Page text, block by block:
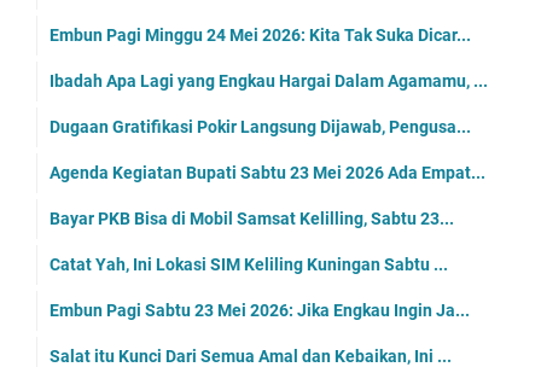
Embun Pagi Minggu 24 Mei 2026: Kita Tak Suka Dicar...
Ibadah Apa Lagi yang Engkau Hargai Dalam Agamamu, ...
Dugaan Gratifikasi Pokir Langsung Dijawab, Pengusa...
Agenda Kegiatan Bupati Sabtu 23 Mei 2026 Ada Empat...
Bayar PKB Bisa di Mobil Samsat Kelilling, Sabtu 23...
Catat Yah, Ini Lokasi SIM Keliling Kuningan Sabtu ...
Embun Pagi Sabtu 23 Mei 2026: Jika Engkau Ingin Ja...
Salat itu Kunci Dari Semua Amal dan Kebaikan, Ini ...